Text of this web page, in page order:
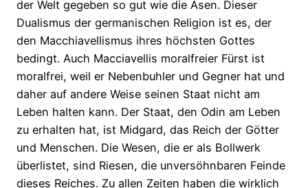
der Welt gegeben so gut wie die Asen. Dieser
Dualismus der germanischen Religion ist es, der
den Macchiavellismus ihres höchsten Gottes
bedingt. Auch Macciavellis moralfreier Fürst ist
moralfrei, weil er Nebenbuhler und Gegner hat und
daher auf andere Weise seinen Staat nicht am
Leben halten kann. Der Staat, den Odin am Leben
zu erhalten hat, ist Midgard, das Reich der Götter
und Menschen. Die Wesen, die er als Bollwerk
überlistet, sind Riesen, die unversöhnbaren Feinde
dieses Reiches. Zu allen Zeiten haben die wirklich